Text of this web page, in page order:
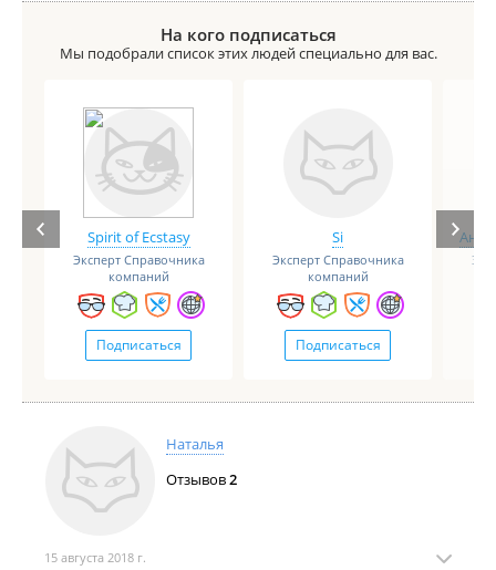
На кого подписаться
Мы подобрали список этих людей специально для вас.
Spirit of Ecstasy
Эксперт Справочника
компаний
Подписаться
Si
Эксперт Справочника
компаний
Подписаться
Наталья
Отзывов2
15 августа 2018 г.